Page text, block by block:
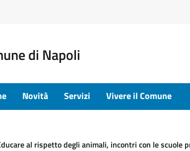
di Napoli
Novità Servizi Vivere il Comune
al rispetto degli animali, incontri con le scuole